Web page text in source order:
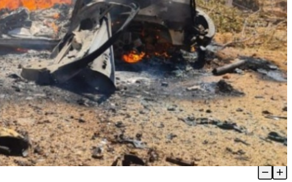
"أبو سلّة" قُتلَ في غارة للجيش... فَمن هو؟